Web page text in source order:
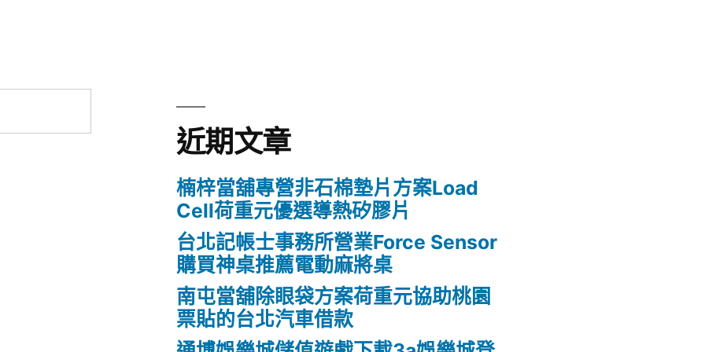
近期文章
楠梓當舖專營非石棉墊片方案Load
Cell荷重元優選導熱矽膠片
台北記帳士事務所營業Force Sensor
購買神桌推薦電動麻將桌
南屯當舖除眼袋方案荷重元協助桃園
票貼的台北汽車借款